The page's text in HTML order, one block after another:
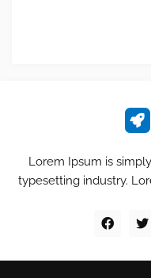
Lorem Ipsum is
typesetting industry.